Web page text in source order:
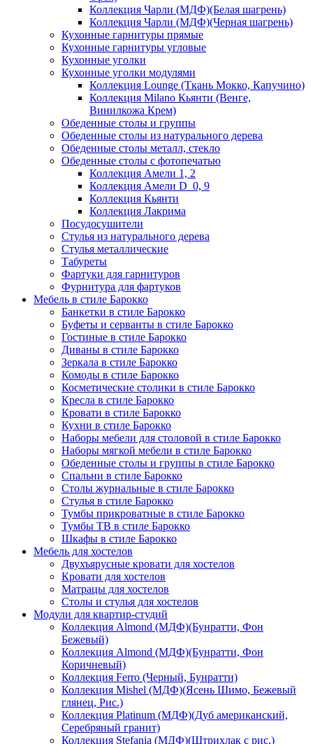
Коллекция Чарли (МДФ)(Белая шагрень)
Коллекция Чарли (МДФ)(Черная шагрень)
Кухонные гарнитуры прямые
Кухонные гарнитуры угловые
Кухонные уголки
Кухонные уголки модулями
Коллекция Lounge (Ткань Мокко, Капучино)
Коллекция Milano Кьянти (Венге,
Винилкожа Крем)
Обеденные столы и группы
Обеденные столы из натурального дерева
Обеденные столы металл, стекло
Обеденные столы с фотопечатью
Коллекция Амели 1, 2
Коллекция Амели D_0, 9
Коллекция Кьянти
Коллекция Лакрима
Посудосушители
Стулья из натурального дерева
Стулья металлические
Табуреты
Фартуки для гарнитуров
Фурнитура для фартуков
Мебель в стиле Барокко
Банкетки в стиле Барокко
Буфеты и серванты в стиле Барокко
Гостиные в стиле Барокко
Диваны в стиле Барокко
Зеркала в стиле Барокко
Комоды в стиле Барокко
Косметические столики в стиле Барокко
Кресла в стиле Барокко
Кровати в стиле Барокко
Кухни в стиле Барокко
Наборы мебели для столовой в стиле Барокко
Наборы мягкой мебели в стиле Барокко
Обеденные столы и группы в стиле Барокко
Спальни в стиле Барокко
Столы журнальные в стиле Барокко
Стулья в стиле Барокко
Тумбы прикроватные в стиле Барокко
Тумбы ТВ в стиле Барокко
Шкафы в стиле Барокко
Мебель для хостелов
Двухъярусные кровати для хостелов
Кровати для хостелов
Матрацы для хостелов
Столы и стулья для хостелов
Модули для квартир-студий
Коллекция Almond (МДФ)(Бунратти, Фон
Бежевый)
Коллекция Almond (МДФ)(Бунратти, Фон
Коричневый)
Коллекция Ferro (Черный, Бунратти)
Коллекция Mishel (МДФ)(Ясень Шимо, Бежевый
глянец, Рис.)
Коллекция Platinum (МДФ)(Дуб американский,
Серебряный гранит)
Коллекция Stefania (МДФ)(Штрихлак с рис.)